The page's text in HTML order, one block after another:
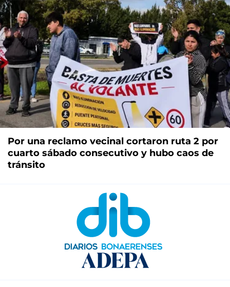
Por una reclamo vecinal cortaron ruta 2 por
cuarto sábado consecutivo y hubo caos de
tránsito